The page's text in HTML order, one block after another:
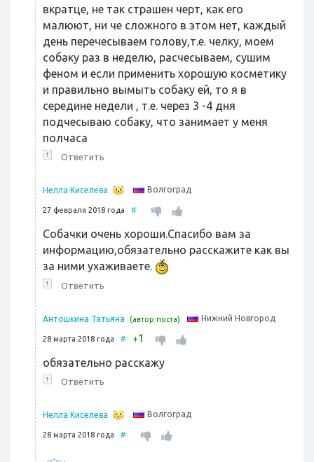
вкратце, не так страшен черт, как его
малюют, ни че сложного в этом нет, каждый
день перечесываем голову,т.е. челку, моем
собаку раз в неделю, расчесываем, сушим
феном и если применить хорошую косметику
и правильно вымыть собаку ей, то я в
середине недели , т.е. через 3 -4 дня
подчесываю собаку, что занимает у меня
полчаса
↑ Ответить
Нелла Киселева Волгоград
27 февраля 2018 года #
Собачки очень хороши.Спасибо вам за
информацию,обязательно расскажите как вы
за ними ухаживаете.
↑ Ответить
Антошкина Татьяна (автор поста) Нижний Новгород
28 марта 2018 года # +1
обязательно расскажу
↑ Ответить
Нелла Киселева Волгоград
28 марта 2018 года #